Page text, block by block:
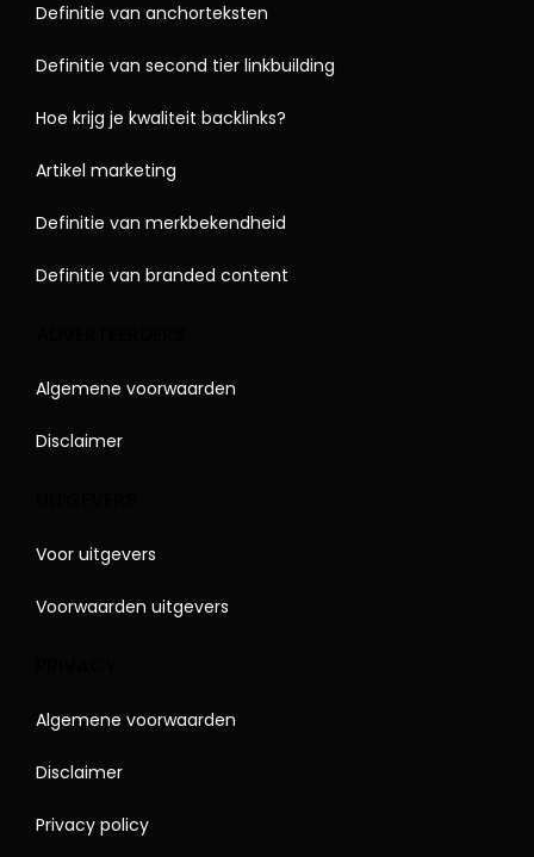
Definitie van anchorteksten
Definitie van second tier linkbuilding
Hoe krijg je kwaliteit backlinks?
Artikel marketing
Definitie van merkbekendheid
Definitie van branded content
Algemene voorwaarden
Disclaimer
Voor uitgevers
Voorwaarden uitgevers
Algemene voorwaarden
Disclaimer
Privacy policy